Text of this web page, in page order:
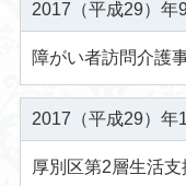
2017（平成29）年
障がい者訪問介護
2017（平成29）年
厚別区第2層生活